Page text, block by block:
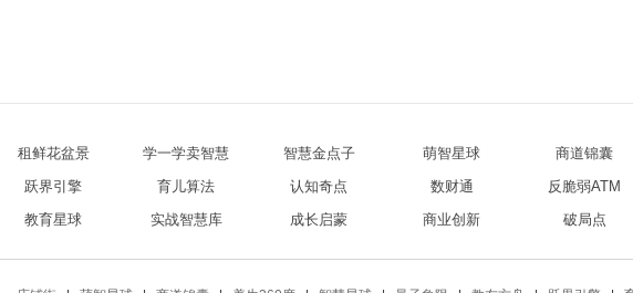
租鲜花盆景 学一学卖智慧 智慧金点子 萌智星球
商道锦囊
跃界引擎‌ 育儿算法 认知奇点 数财通
反脆弱ATM
教育星球 实战智慧库 成长启蒙 商业创新 破局点